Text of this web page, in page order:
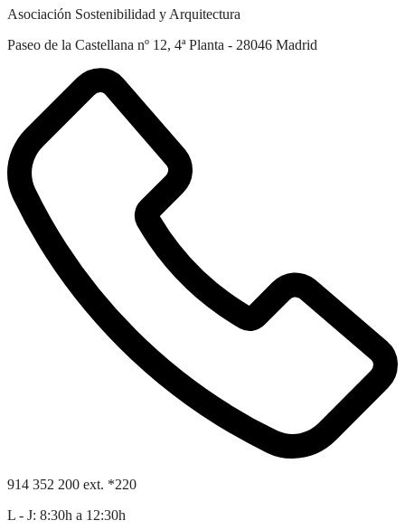
Asociación Sostenibilidad y Arquitectura
Paseo de la Castellana nº 12, 4ª Planta - 28046 Madrid
914 352 200 ext. *220
L - J: 8:30h a 12:30h